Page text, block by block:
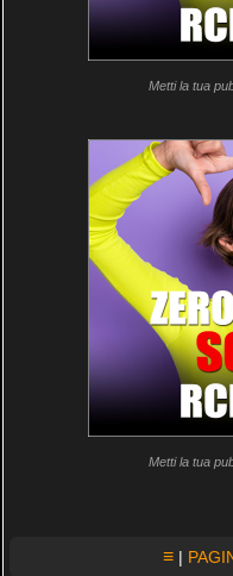
Metti la tua
Metti la tua
≡ |